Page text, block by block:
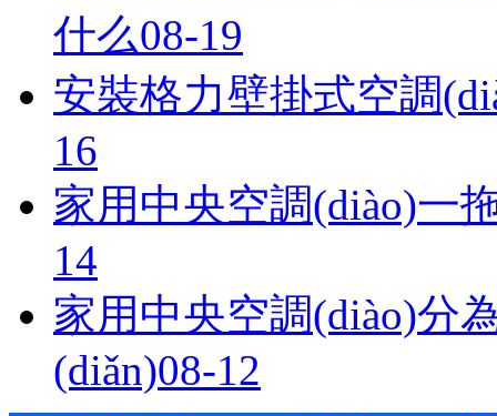
什么08-19
安裝格力壁掛式空調
16
家用中央空調(diào)一
14
家用中央空調(diào)分
(diǎn)08-12